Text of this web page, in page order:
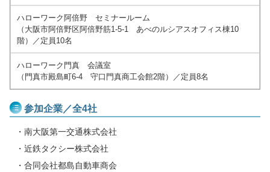
ハローワーク阿倍野 セミナールーム
（大阪市阿倍野区阿倍野筋1-5-1 あべのルシアスオフィス棟10
階）／定員10名
ハローワーク門真 会議室
（門真市殿島町6-4 守口門真商工会館2階）／定員8名
参加企業／全4社
・南大阪第一交通株式会社
・近鉄タクシー株式会社
・合同会社都島自動車商会